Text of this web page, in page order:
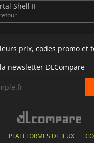
Shell II
prix, codes promo et
newsletter DLCompare
PLATEFORMES DE JEUX